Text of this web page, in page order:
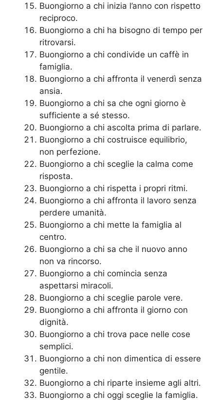
Buongiorno a chi inizia l’anno con rispetto
reciproco.
Buongiorno a chi ha bisogno di tempo per
ritrovarsi.
Buongiorno a chi condivide un caffè in
famiglia.
Buongiorno a chi affronta il venerdì senza
ansia.
Buongiorno a chi sa che ogni giorno è
sufficiente a sé stesso.
Buongiorno a chi ascolta prima di parlare.
Buongiorno a chi costruisce equilibrio,
non perfezione.
Buongiorno a chi sceglie la calma come
risposta.
Buongiorno a chi rispetta i propri ritmi.
Buongiorno a chi affronta il lavoro senza
perdere umanità.
Buongiorno a chi mette la famiglia al
centro.
Buongiorno a chi sa che il nuovo anno
non va rincorso.
Buongiorno a chi comincia senza
aspettarsi miracoli.
Buongiorno a chi sceglie parole vere.
Buongiorno a chi affronta il giorno con
dignità.
Buongiorno a chi trova pace nelle cose
semplici.
Buongiorno a chi non dimentica di essere
gentile.
Buongiorno a chi riparte insieme agli altri.
Buongiorno a chi oggi sceglie la famiglia.